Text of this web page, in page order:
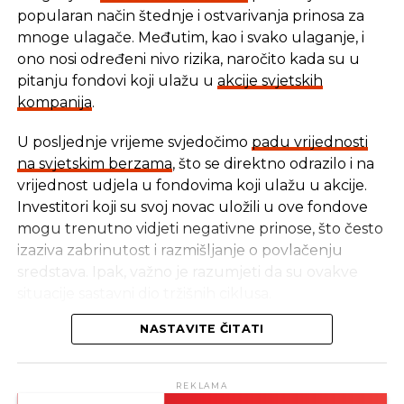
U vremenu kada tradicionalni oblici štednje nude
sve skromnije prinose, ovaj Fond se nameće kao
moderna alternativa svima koji žele da njihov novac
radi za njih, i da pritom podrže razvoj domaće
privrede.
Upravo sada je prilika da postanete profesionalni
prvima koji putem ovog savremenog modela
ulaganja kreiraju vlastitu investicionu budućnost.
Kako ističu iz Društva za upravljanje investicionim
popularan način štednje i ostvarivanja prinosa za
mnoge ulagače. Međutim, kao i svako ulaganje, i
ono nosi određeni nivo rizika, naročito kada su u
pitanju fondovi koji ulažu u akcije svjetskih
kompanija.
U posljednje vrijeme svjedočimo padu vrijednosti
na svjetskim berzama, što se direktno odrazilo i na
vrijednost udjela u fondovima koji ulažu u akcije.
Investitori koji su svoj novac uložili u ove fondove
mogu trenutno vidjeti negativne prinose, što često
izaziva zabrinutost i razmišljanje o povlačenju
sredstava. Ipak, važno je razumjeti da su ovakve
Za razliku od fondova koji ulažu u akcije,
pogođeni trenutnim tržišnim kretanjima. Njihovi
NASTAVITE ČITATI
REKLAMA